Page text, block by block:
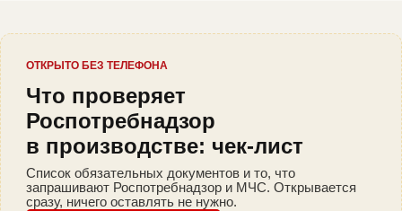
ОТКРЫТО БЕЗ ТЕЛЕФОНА
Что проверяет
Роспотребнадзор
в производстве: чек-лист
Список обязательных документов и то, что
запрашивают Роспотребнадзор и МЧС. Открывается
сразу, ничего оставлять не нужно.